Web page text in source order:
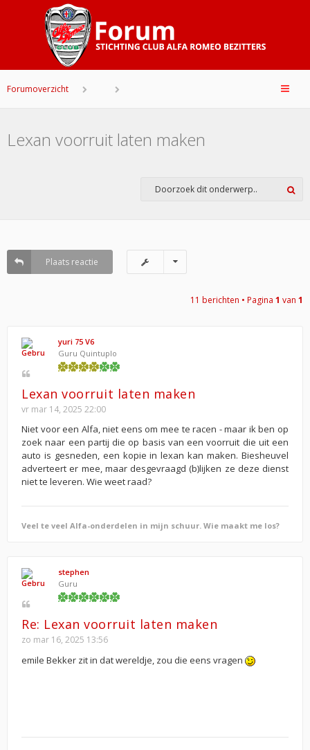
Forumoverzicht
Lexan voorruit laten maken
Plaats reactie
11 berichten • Pagina 1 van 1
yuri 75 V6
Guru Quintuplo
Lexan voorruit laten maken
vr mar 14, 2025 22:00
Niet voor een Alfa, niet eens om mee te racen - maar ik ben op
zoek naar een partij die op basis van een voorruit die uit een
auto is gesneden, een kopie in lexan kan maken. Biesheuvel
adverteert er mee, maar desgevraagd (b)lijken ze deze dienst
niet te leveren. Wie weet raad?
Veel te veel Alfa-onderdelen in mijn schuur. Wie maakt me los?
stephen
Guru
Re: Lexan voorruit laten maken
zo mar 16, 2025 13:56
emile Bekker zit in dat wereldje, zou die eens vragen